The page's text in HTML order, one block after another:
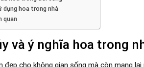
dụng hoa trong nhà
quan
và ý nghĩa hoa trong
đẹp cho không gian sống mà còn mang